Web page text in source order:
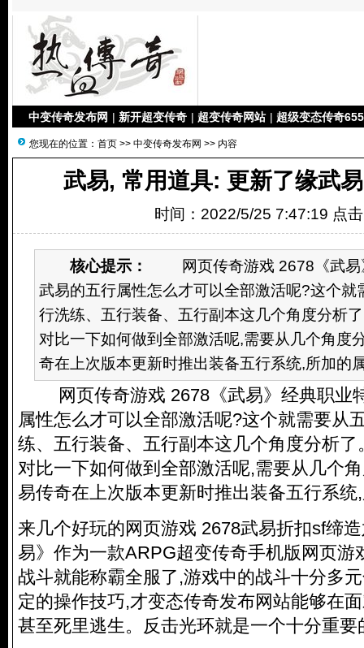
中变传奇发布网 | 新开超变传奇 | 超变传奇网站 | 超级变态传奇
您现在的位置： 首页 >> 中变传奇发布网 >> 内容
武易, 常用道具: 更新了缘武
时间：2022/5/25 7:47:19 点
核心提示：
网页传奇游戏 2678《武易
武易的五行属性怎么才可以全部激活呢?这个就
行洗练、五行装备、五行副本这几个角度分析
对比一下如何做到全部激活呢,需要从几个角度
奇在上次版本更新时推出装备五行系统,所加的
网页传奇游戏 2678《武易》经典职业
属性怎么才可以全部激活呢?这个就需要从
练、五行装备、五行副本这几个角度分析
对比一下如何做到全部激活呢,需要从几个
易传奇在上次版本更新时推出装备五行系
来几个好玩的网页游戏 2678武易折扣sf缔
易》作为一款ARPG超变传奇手机版网页游
战斗就能称霸全服了,游戏中的战斗十分多
定的操作技巧,才变态传奇发布网站能够在
甚至死里逃生。反击光环就是一个十分重要